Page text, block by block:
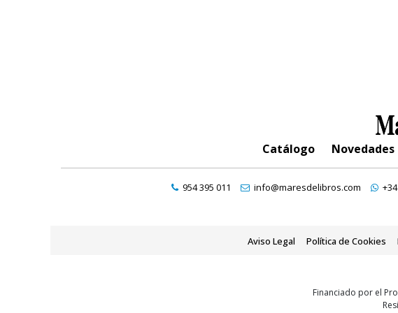
Catálogo Novedades
954 395 011 info@maresdelibros.com
Aviso Legal Política de Cookies
Financiado por el